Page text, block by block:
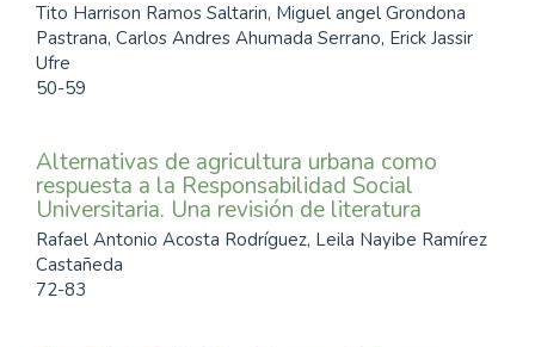
Tito Harrison Ramos Saltarin, Miguel angel Grondona
Pastrana, Carlos Andres Ahumada Serrano, Erick Jassir
Ufre
50-59
Alternativas de agricultura urbana como
respuesta a la Responsabilidad Social
Universitaria. Una revisión de literatura
Rafael Antonio Acosta Rodríguez, Leila Nayibe Ramírez
Castañeda
72-83